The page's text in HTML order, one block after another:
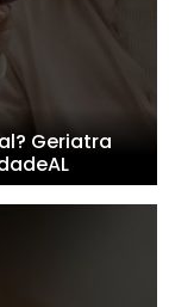
Geriatra